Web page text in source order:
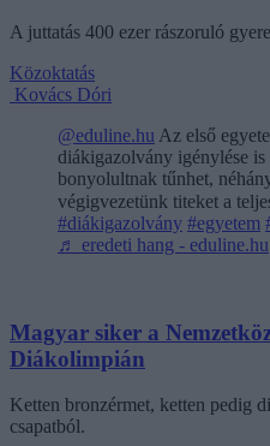
A juttatás 400 ezer rászoruló
Közoktatás
Kovács Dóri
@eduline.hu Az első
diákigazolvány igénylése is
bonyolultnak tűnhet,
végigvezetünk titeket a
#diákigazolvány #egyetem
♬ eredeti hang - eduline.hu
Magyar siker a
Diákolimpián
Ketten bronzérmet, ketten pedig
csapatból.